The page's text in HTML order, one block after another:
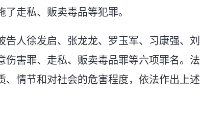
走私、贩卖毒品等犯罪。
告人徐发启、张龙龙、罗玉军、习康强、刘
伤害罪、走私、贩卖毒品罪等六项罪名。法
、情节和对社会的危害程度，依法作出上述